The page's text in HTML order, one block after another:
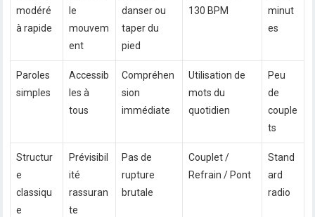
modéré
à rapide
le
mouvem
ent
danser ou
taper du
pied
130 BPM
minut
es
Paroles
simples
Accessib
les à
tous
Compréhen
sion
immédiate
Utilisation de
mots du
quotidien
Peu
de
couple
ts
Structur
e
classiqu
e
Prévisibil
ité
rassuran
te
Pas de
rupture
brutale
Couplet /
Refrain / Pont
Stand
ard
radio